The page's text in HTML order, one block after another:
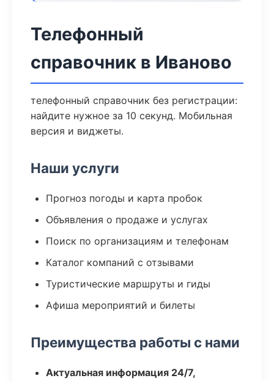
Телефонный
справочник в Иваново
телефонный справочник без регистрации:
найдите нужное за 10 секунд. Мобильная
версия и виджеты.
Наши услуги
Прогноз погоды и карта пробок
Объявления о продаже и услугах
Поиск по организациям и телефонам
Каталог компаний с отзывами
Туристические маршруты и гиды
Афиша мероприятий и билеты
Преимущества работы с нами
Актуальная информация 24/7,